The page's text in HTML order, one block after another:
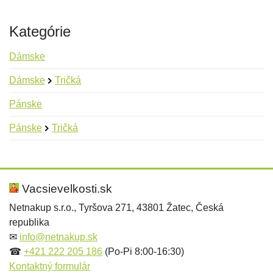
Kategórie
Dámske
Dámske Tričká
Pánske
Pánske Tričká
Hodnotenie:
Meno:*
Meno:
E-mail:*
Vacsievelkosti.sk
Netnakup s.r.o., Tyršova 271, 43801 Žatec, Česká
republika
✉ info@netnakup.sk
☎ +421 222 205 186 (Po-Pi 8:00-16:30)
Kontaktný formulár